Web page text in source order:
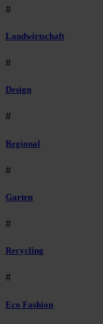
#
Landwirtschaft
#
Design
#
Regional
#
Garten
#
Recycling
#
Eco Fashion